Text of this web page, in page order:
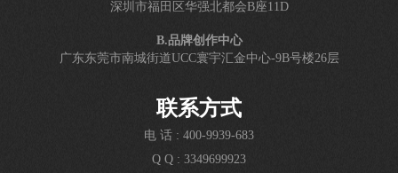
深圳市福田区华强北都会B座11D
B.品牌创作中心
广东东莞市南城街道UCC寰宇汇金中心-9B号楼26层
联系方式
电 话 : 400-9939-683
Q Q : 3349699923